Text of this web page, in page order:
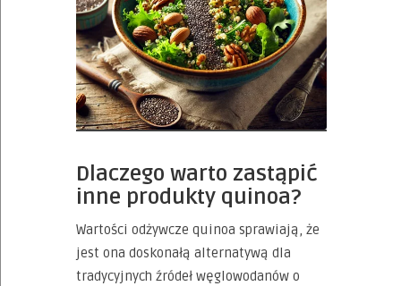
Dlaczego warto zastąpić
inne produkty quinoa?
Wartości odżywcze quinoa sprawiają, że
jest ona doskonałą alternatywą dla
tradycyjnych źródeł węglowodanów o